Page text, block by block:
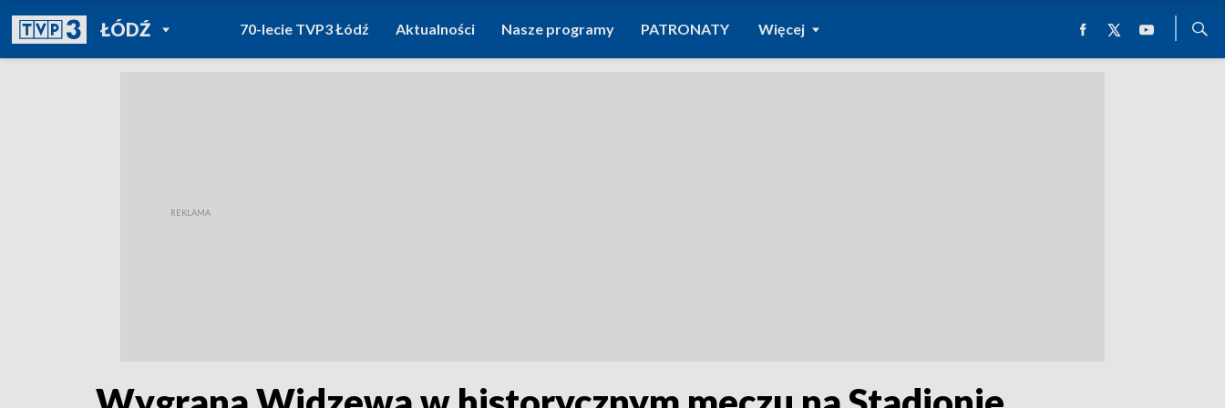
ŁÓDŹPOWRÓT DO
TVP REGIONY
70-lecie TVP3 Łódź Aktualności Nasze programy PATRONATY Więcej